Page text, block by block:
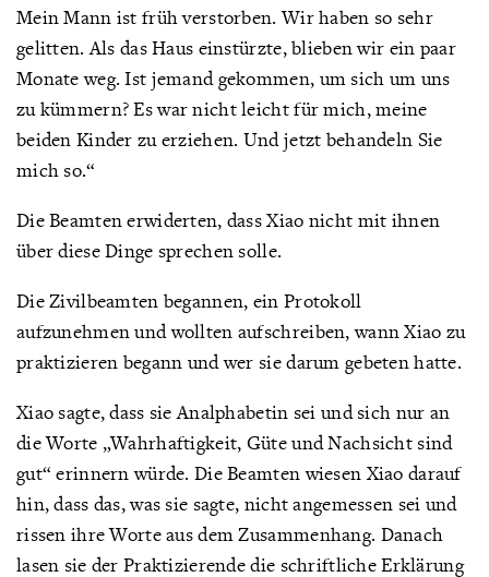
Mein Mann ist früh verstorben. Wir haben so sehr
gelitten. Als das Haus einstürzte, blieben wir ein paar
Monate weg. Ist jemand gekommen, um sich um uns
zu kümmern? Es war nicht leicht für mich, meine
beiden Kinder zu erziehen. Und jetzt behandeln Sie
mich so.“
Die Beamten erwiderten, dass Xiao nicht mit ihnen
über diese Dinge sprechen solle.
Die Zivilbeamten begannen, ein Protokoll
aufzunehmen und wollten aufschreiben, wann Xiao zu
praktizieren begann und wer sie darum gebeten hatte.
Xiao sagte, dass sie Analphabetin sei und sich nur an
die Worte „Wahrhaftigkeit, Güte und Nachsicht sind
gut“ erinnern würde. Die Beamten wiesen Xiao darauf
hin, dass das, was sie sagte, nicht angemessen sei und
rissen ihre Worte aus dem Zusammenhang. Danach
lasen sie der Praktizierende die schriftliche Erklärung